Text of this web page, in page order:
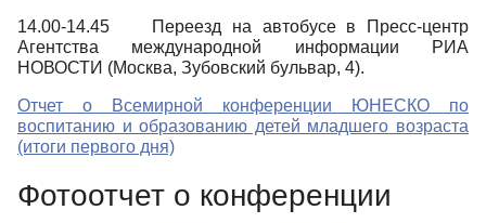
14.00-14.45 Переезд на автобусе в Пресс-центр
Агентства международной информации РИА
НОВОСТИ (Москва, Зубовский бульвар, 4).
Отчет о Всемирной конференции ЮНЕСКО по
воспитанию и образованию детей младшего возраста
(итоги первого дня)
Фотоотчет о конференции